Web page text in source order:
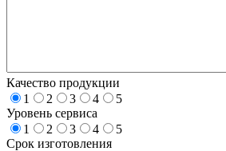
Качество продукции
1
2 3 4
5
Уровень сервиса
1
2 3 4
5
Срок изготовления